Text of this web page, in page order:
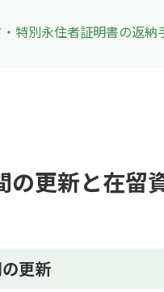
特別永住者証明書の返納
の更新と在留
更新